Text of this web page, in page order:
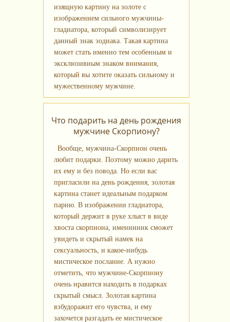
изящную картину на золоте с
изображением сильного мужчины-
гладиатора, который символизирует
данный знак зодиака. Такая картина
может стать именно тем особенным и
эксклюзивным знаком внимания,
который вы хотите оказать сильному и
мужественному мужчине.
Что подарить на день рождения
мужчине Скорпиону?
Вообще, мужчина-Скорпион очень
любит подарки. Поэтому можно дарить
их ему и без повода. Но если вас
пригласили на день рождения, золотая
картина станет идеальным подарком
парню. В изображении гладиатора,
который держит в руке хлыст в виде
хвоста скорпиона, именинник сможет
увидеть и скрытый намек на
сексуальность, и какое-нибудь
мистическое послание. А нужно
отметить, что мужчине-Скорпиону
очень нравится находить в подарках
скрытый смысл. Золотая картина
взбудоражит его чувства, и ему
захочется разгадать ее мистическое